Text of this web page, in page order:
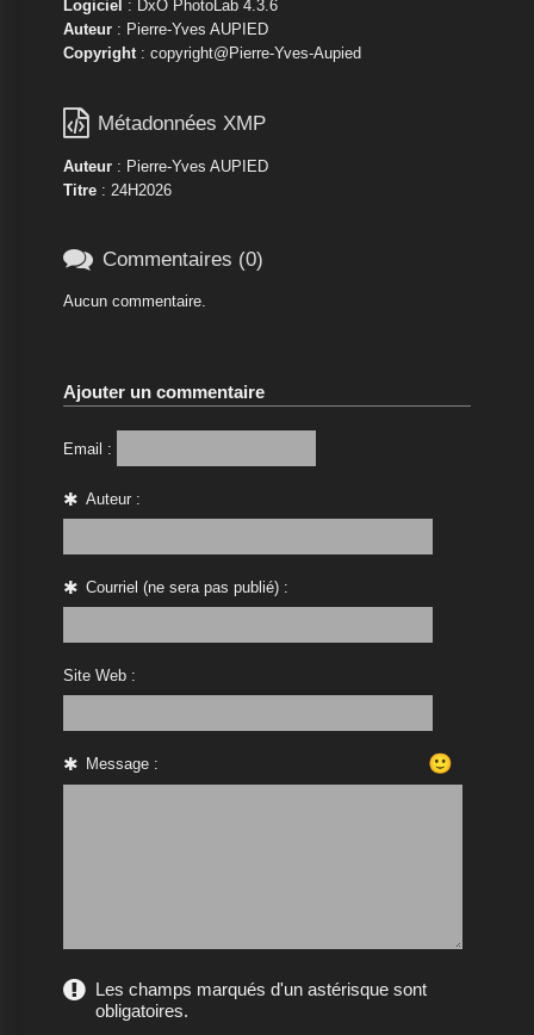
Logiciel : DxO PhotoLab 4.3.6
Auteur: Pierre-Yves AUPIED
Copyright: copyright@Pierre-Yves-Aupied
 Métadonnées XMP
Auteur: Pierre-Yves AUPIED
Titre: 24H2026
 Commentaires (0)
Aucun commentaire.
Ajouter un commentaire
Email :
Auteur :
Courriel (ne sera pas publié) :
Site Web :
Message : 🙂
Les champs marqués d'un astérisque sont
obligatoires.